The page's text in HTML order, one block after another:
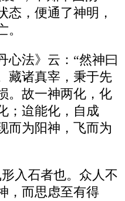
态，便通了神明，
心法》云：“然神曰
藏诸真宰，秉于先
。故一神两化，化
；迨能化，自成
而为阳神，飞而为
入石者也。众人不
，而思虑至有得